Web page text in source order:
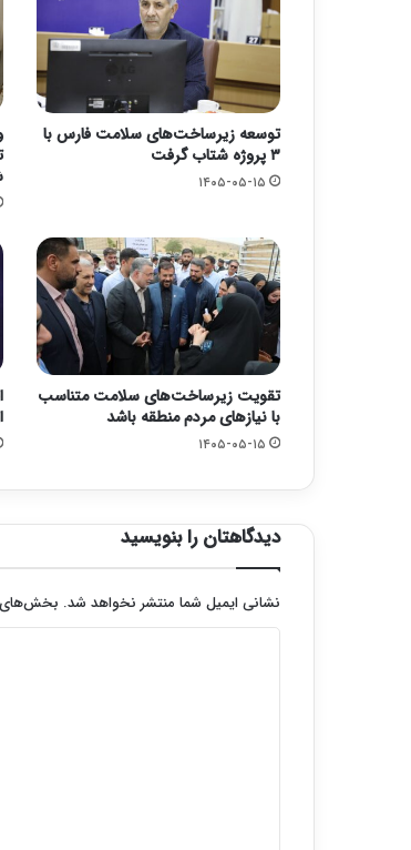
توسعه زیرساخت‌های سلامت فارس با
۳ پروژه شتاب گرفت
۱۴۰۵-۰۵-۱۵
تقویت زیرساخت‌های سلامت متناسب
با نیازهای مردم منطقه باشد
۱۴۰۵-۰۵-۱۵
دیدگاهتان را بنویسید
نشانی ایمیل شما منتشر نخواهد شد. بخش‌های